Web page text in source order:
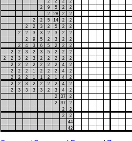
2
2 2
2
2
9 5 2
2
2
28 2
2
2
2 5 14 2
2
2
2 3 2 5 2
2
2
2 3 3 2 3 2
2
2
9 5 2 3 2
2
2
4 3 6 5 2 2
2
2
2 3 2 3 5 2 2
2
2
2 3 2 3 2 2 2 2
2
2
2 2 2 2 2 2 4
2
2
2 2 1 2 2 2 4
2
2
2 2 1 1 2 1 4
2
2
2 3 2 2 2 2 4
2
2
3 3 3 3 2 3 4
2
2
37
2
2
37
2
2
2
2
2
44
42